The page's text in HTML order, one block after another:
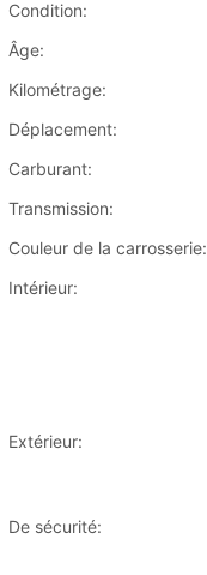
Condition:
Âge:
Kilométrage:
Déplacement:
Carburant:
Transmission:
Couleur de la carrosserie:
Intérieur:
Extérieur:
De sécurité: